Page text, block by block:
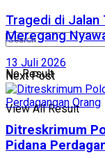
No Result
View All Result
Tragedi di Jalan
Meregang
13 Juli 2026
Next Post
Ditreskrimum
Pidana